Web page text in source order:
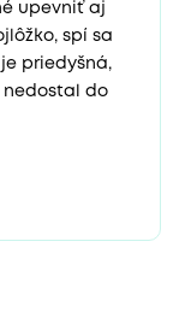
upevniť aj
spí sa
priedyšná,
nedostal do